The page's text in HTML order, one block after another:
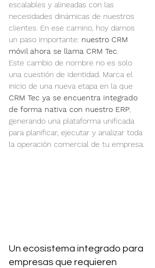
escalables y alineadas con las
necesidades dinámicas de nuestros
clientes. En ese camino, hoy damos
un paso importante: nuestro CRM
móvil ahora se llama CRM Tec.
Este cambio de nombre no es solo
una cuestión de identidad. Marca el
inicio de una nueva etapa en la que
CRM Tec ya se encuentra integrado
de forma nativa con nuestro ERP,
generando una plataforma unificada
para planificar, ejecutar y analizar toda
la operación comercial de tu empresa.
Un ecosistema integrado para
empresas que requieren